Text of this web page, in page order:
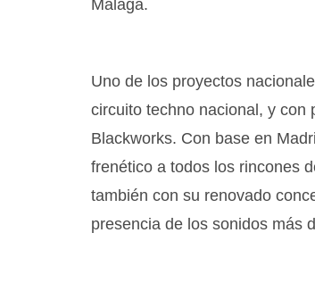
Málaga.
Uno de los proyectos
circuito techno nacional, y con
Blackworks. Con base en
frenético a todos los rincones
también con su renovado
presencia de los sonidos más